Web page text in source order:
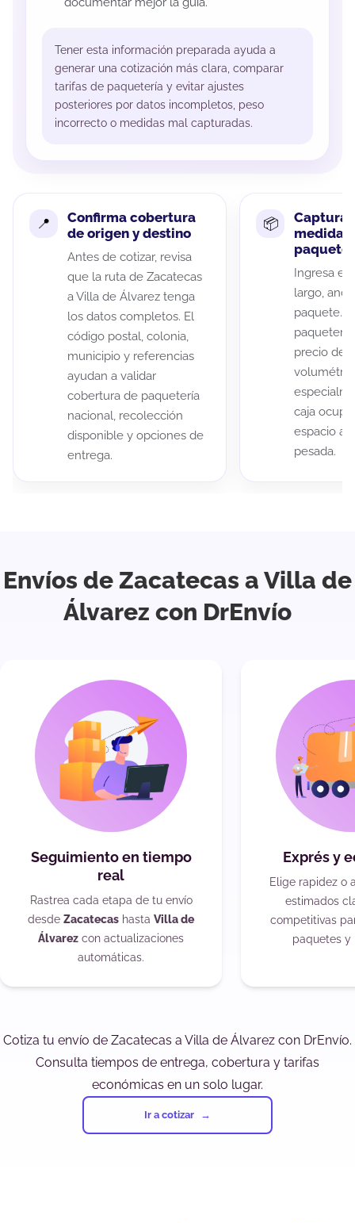
Tener esta información preparada ayuda a
generar una cotización más clara, comparar
tarifas de paquetería y evitar ajustes
posteriores por datos incompletos, peso
incorrecto o medidas mal capturadas.
Confirma cobertura
de origen y destino
Antes de cotizar, revisa
que la ruta de Zacatecas
a Villa de Álvarez tenga
los datos completos. El
código postal, colonia,
municipio y referencias
ayudan a validar
cobertura de paquetería
nacional, recolección
disponible y opciones de
entrega.
Captura
medidas
paquete
Ingresa el
largo,
paquete.
precio de
caja
espacio
pesada.
Envíos de Zacatecas a Villa de
Álvarez con DrEnvío
Seguimiento en tiempo
real
Rastrea cada etapa de tu envío
desde Zacatecas hasta Villa de
Álvarez con actualizaciones
automáticas.
Exprés y
Elige rapidez o
estimados
competitivas
paquetes y
Cotiza tu envío de Zacatecas a Villa de Álvarez con DrEnvío.
Consulta tiempos de entrega, cobertura y tarifas
económicas en un solo lugar.
Ir a cotizar